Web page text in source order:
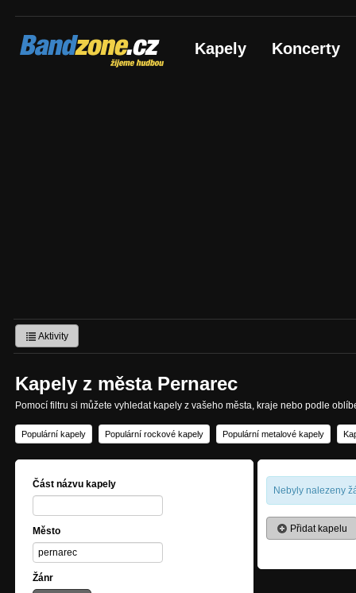
Bandzone.cz
žijeme hudbou Kapely Koncerty
Aktivity
Kapely z města Pernarec
Pomocí filtru si můžete vyhledat kapely z vašeho města, kraje nebo podle
Populární kapely Populární rockové kapely Populární metalové kapely
Část názvu kapely
Město
Žánr
Nebyly nalezeny
Přidat kapelu